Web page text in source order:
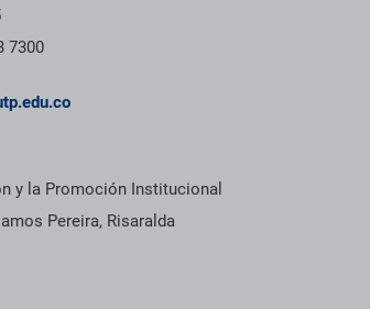
7300
y la Promoción Institucional
Pereira, Risaralda